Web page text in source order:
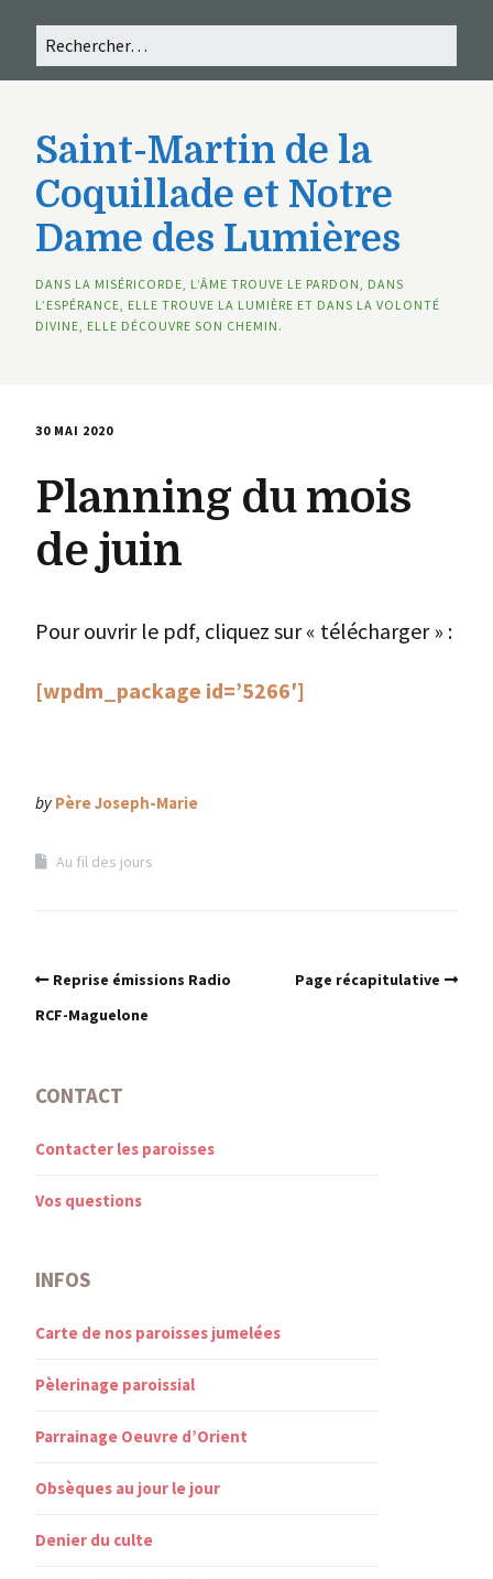
Saint-Martin de la
Coquillade et Notre
Dame des Lumières
DANS LA MISÉRICORDE, L’ÂME TROUVE LE PARDON, DANS
L’ESPÉRANCE, ELLE TROUVE LA LUMIÈRE ET DANS LA VOLONTÉ
DIVINE, ELLE DÉCOUVRE SON CHEMIN.
30 MAI 2020
Planning du mois
de juin
Pour ouvrir le pdf, cliquez sur « télécharger » :
[wpdm_package id=’5266′]
by Père Joseph-Marie
Au fil des jours
Reprise émissions Radio
RCF-Maguelone
Page récapitulative
CONTACT
Contacter les paroisses
Vos questions
INFOS
Carte de nos paroisses jumelées
Pèlerinage paroissial
Parrainage Oeuvre d’Orient
Obsèques au jour le jour
Denier du culte